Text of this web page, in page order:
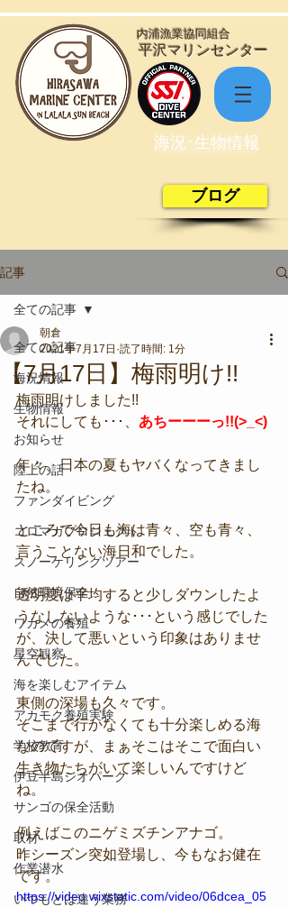
​平沢マリンセンター
​内浦漁業協同組合
海況･生物情報
ブログ
記事
全ての記事
海況情報
生物情報
お知らせ
陸上の話
ファンダイビング
コロマガプロジェクト
スノーケリングツアー
自然環境保全
ワカメの養殖
星空観察
海を楽しむアイテム
アカモク養殖実験
学校教育
伊豆半島ジオパーク
サンゴの保全活動
取材
作業潜水
いつもとは違う業務
全ての記事
【7月17日】梅雨明け!!
朝倉
2021年7月17日 読了時間: 1分
梅雨明けしました!!
それにしても･･･、 あちーーーっ!!(>_<)
年々、日本の夏もヤバくなってきまし
たね。
ところで今日も海は青々、空も青々、
言うことない海日和でした。
透明度は平均すると少しダウンしたよ
うなしないような･･･という感じでした
が、決して悪いという印象はありませ
んでした。
東側の深場も久々です。
そこまで行かなくても十分楽しめる海
なのですが、まぁそこはそこで面白い
生き物たちがいて楽しいんですけど
ね。
例えばこのニゲミズチンアナゴ。
昨シーズン突如登場し、今もなお健在
です。
https://video.wixstatic.com/video/06dcea_05